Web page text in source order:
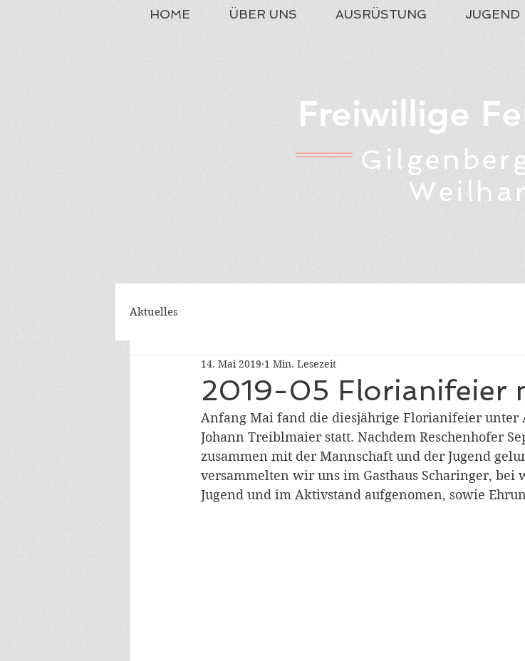
HOME ÜBER UNS AUSRÜSTUNG JUGEND
Freiwillige
Aktuelles
2019-05 Florianifeier
14. Mai 2019 1 Min. Lesezeit
Anfang Mai fand die diesjährige Florianifeier unter
Johann Treiblmaier statt. Nachdem Reschenhofer
zusammen mit der Mannschaft und der Jugend
versammelten wir uns im Gasthaus Scharinger,
Jugend und im Aktivstand aufgenomen, sowie